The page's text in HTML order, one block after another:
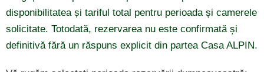
disponibilitatea și tariful total pentru perioada și camerele
solicitate. Totodată, rezervarea nu este confirmată și
definitivă fără un răspuns explicit din partea Casa ALPIN.